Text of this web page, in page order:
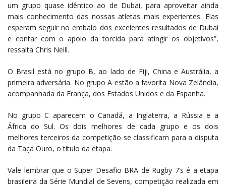
um grupo quase idêntico ao de Dubai, para aproveitar ainda
mais conhecimento das nossas atletas mais experientes. Elas
esperam seguir no embalo dos excelentes resultados de Dubai
e contar com o apoio da torcida para atingir os objetivos”,
ressalta Chris Neill.
O Brasil está no grupo B, ao lado de Fiji, China e Austrália, a
primeira adversária. No grupo A estão a favorita Nova Zelândia,
acompanhada da França, dos Estados Unidos e da Espanha.
No grupo C aparecem o Canadá, a Inglaterra, a Rússia e a
África do Sul. Os dois melhores de cada grupo e os dois
melhores terceiros da competição se classificam para a disputa
da Taça Ouro, o título da etapa.
Vale lembrar que o Super Desafio BRA de Rugby 7’s é a etapa
brasileira da Série Mundial de Sevens, competição realizada em